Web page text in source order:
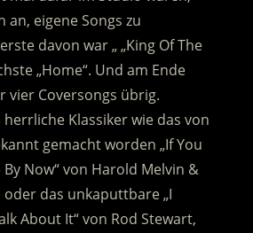
an, eigene Songs zu
davon war „ „King Of The
„Home“. Und am Ende
vier Coversongs übrig.
Klassiker wie das von
gemacht worden „If You
By Now“ von Harold Melvin &
oder das unkaputtbare „I
About It“ von Rod Stewart,